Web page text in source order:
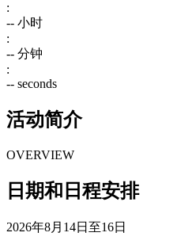
:
-- 小时
:
-- 分钟
:
-- seconds
活动简介
OVERVIEW
日期和日程安排
2026年8月14日至16日